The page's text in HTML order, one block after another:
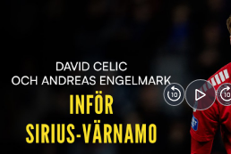
10 10